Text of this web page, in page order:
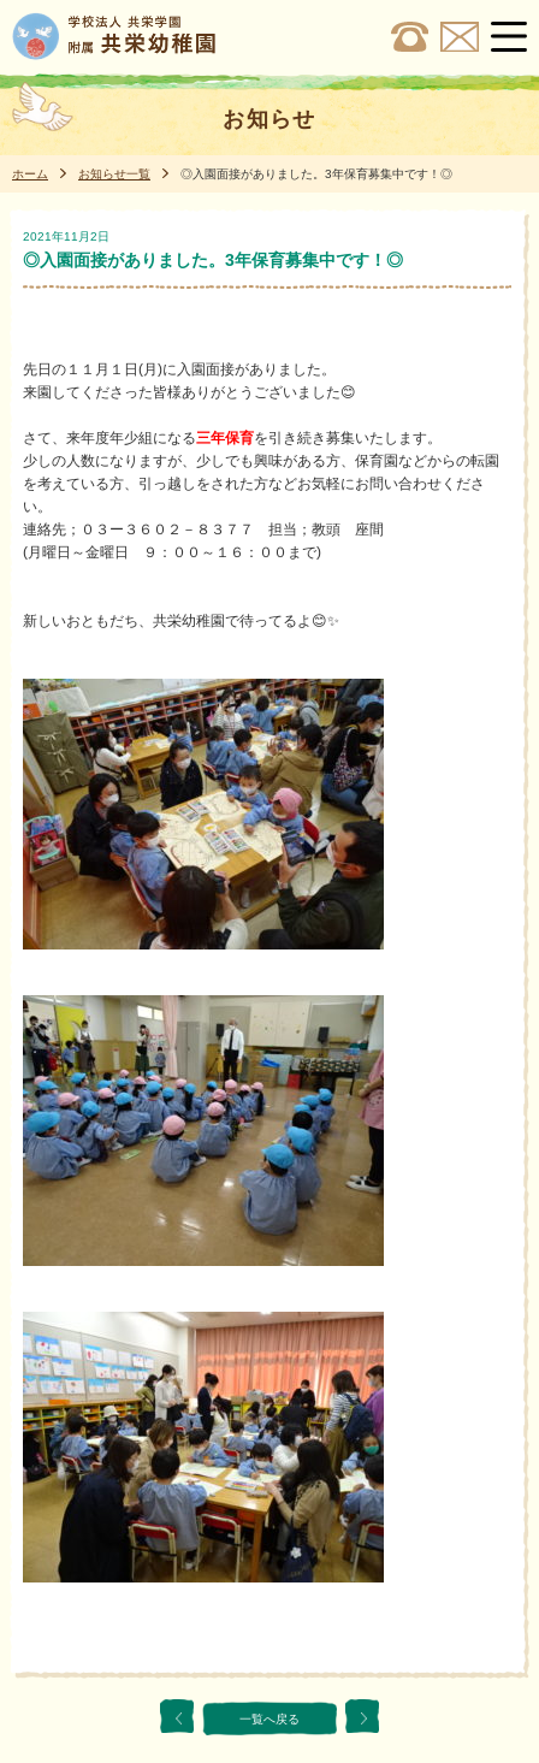
お知らせ
ホーム お知らせ一覧 ◎入園面接がありました。3年保育募集中です！◎
2021年11月2日
◎入園面接がありました。3年保育募集中です！◎
先日の１１月１日(月)に入園面接がありました。
来園してくださった皆様ありがとうございました😊
さて、来年度年少組になる三年保育を引き続き募集いたします。
少しの人数になりますが、少しでも興味がある方、保育園などからの転園
を考えている方、引っ越しをされた方などお気軽にお問い合わせくださ
い。
連絡先；０３ー３６０２－８３７７ 担当；教頭 座間
(月曜日～金曜日 ９：００～１６：００まで)
新しいおともだち、共栄幼稚園で待ってるよ😊✨
一覧へ戻る